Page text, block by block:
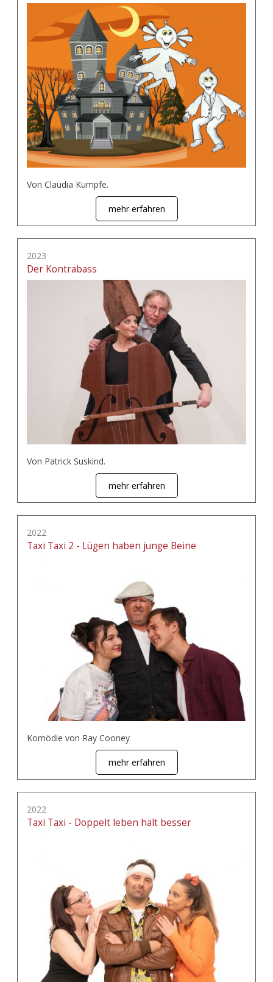
Von Claudia Kumpfe.
mehr erfahren
2023
Der Kontrabass
Von Patrick Suskind.
mehr erfahren
2022
Taxi Taxi 2 - Lügen haben junge Beine
Komödie von Ray Cooney
mehr erfahren
2022
Taxi Taxi - Doppelt leben hält besser